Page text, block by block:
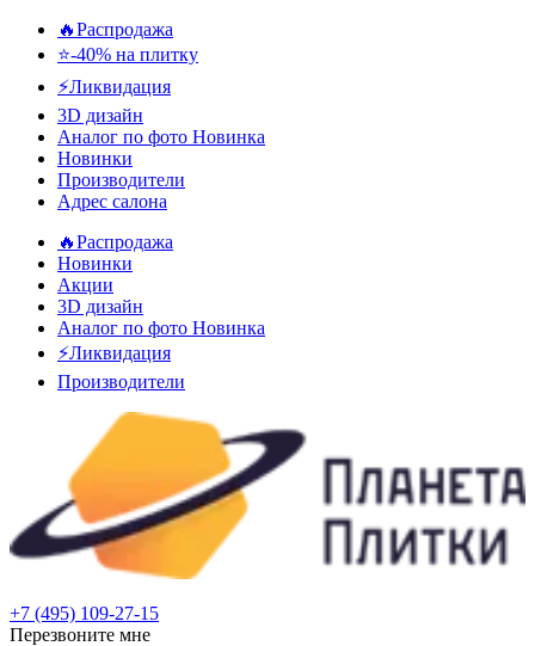
🔥Распродажа
⭐-40% на плитку
⚡️Ликвидация
3D дизайн
Аналог по фото Новинка
Новинки
Производители
Адрес салона
🔥Распродажа
Новинки
Акции
3D дизайн
Аналог по фото Новинка
⚡Ликвидация
Производители
+7 (495) 109-27-15
Перезвоните мне